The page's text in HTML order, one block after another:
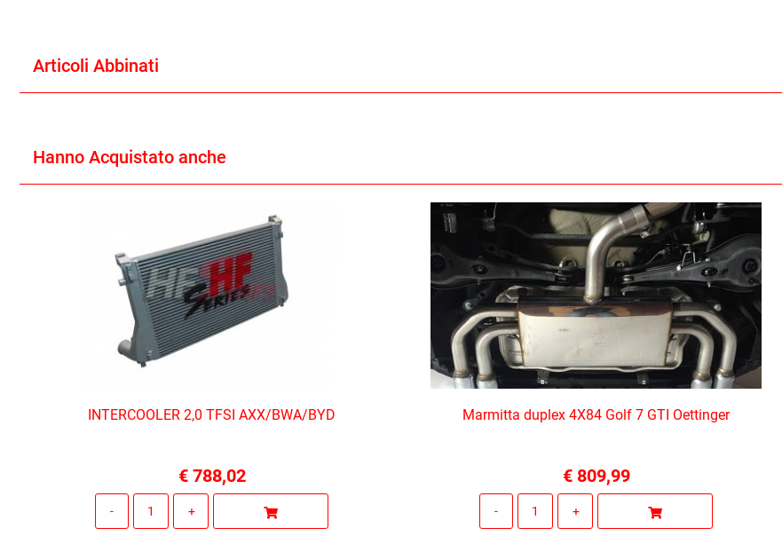
Articoli Abbinati
Hanno Acquistato anche
INTERCOOLER 2,0 TFSI AXX/BWA/BYD
€ 788,02
Marmitta duplex 4X84 Golf 7 GTI Oettinger
€ 809,99